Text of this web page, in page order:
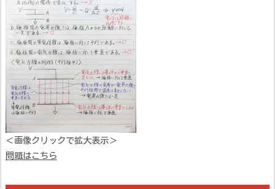
＜画像クリックで拡大表示＞
問題はこちら